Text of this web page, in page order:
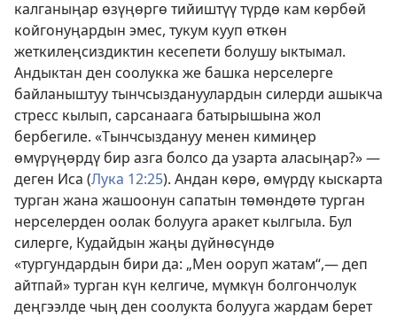
калганыңар өзүңөргө тийиштүү түрдө кам көрбөй
койгонуңардын эмес, тукум кууп өткөн
жеткилеңсиздиктин кесепети болушу ыктымал.
Андыктан ден соолукка же башка нерселерге
байланыштуу тынчсыздануулардын силерди ашыкча
стресс кылып, сарсанаага батырышына жол
бербегиле. «Тынчсыздануу менен кимиңер
өмүрүңөрдү бир азга болсо да узарта аласыңар?» —
деген Иса (Лука 12:25). Андан көрө, өмүрдү кыскарта
турган жана жашоонун сапатын төмөндөтө турган
нерселерден оолак болууга аракет кылгыла. Бул
силерге, Кудайдын жаңы дүйнөсүндө
«тургундардын бири да: „Мен ооруп жатам“,— деп
айтпай» турган күн келгиче, мүмкүн болгончолук
деңгээлде чың ден соолукта болууга жардам берет